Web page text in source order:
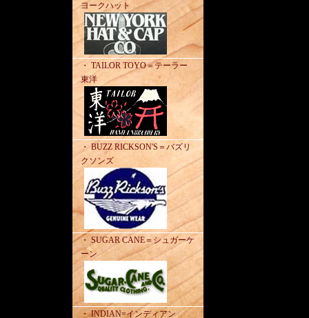
ヨークハット
・ TAILOR TOYO＝テーラー
東洋
・ BUZZ RICKSON'S＝バズリ
クソンズ
・ SUGAR CANE＝シュガーケ
ーン
・ INDIAN=インディアン